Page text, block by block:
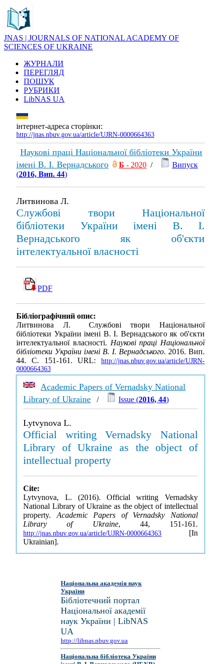
JNAS | JOURNALS OF NATIONAL ACADEMY OF
SCIENCES OF UKRAINE
ЖУРНАЛИ
ПЕРЕГЛЯД
ПОШУК
РУБРИКИ
LibNAS UA
інтернет-адреса сторінки:
http://jnas.nbuv.gov.ua/article/UJRN-0000664363
Наукові праці Національної бібліотеки України
імені В. І. Вернадського
Б - 2020 /
Випуск
(2016, Вип. 44)
Литвинова Л.
Службові твори Національної
бібліотеки України імені В. І.
Вернадського як об'єкти
інтелектуальної власності
PDF
Бібліографічний опис:
Литвинова Л. Службові твори Національної
бібліотеки України імені В. І. Вернадського як об'єкти
інтелектуальної власності. Наукові праці Національної
бібліотеки України імені В. І. Вернадського. 2016. Вип.
44. С. 151-161. URL: http://jnas.nbuv.gov.ua/article/UJRN-
0000664363
Academic Papers of Vernadsky National
Library of Ukraine / Issue (2016, 44)
Lytvynova L.
Official writing Vernadsky National
Library of Ukraine as the object of
intellectual property
Cite:
Lytvynova, L. (2016). Official writing Vernadsky
National Library of Ukraine as the object of intellectual
property. Academic Papers of Vernadsky National
Library of Ukraine, 44, 151-161.
http://jnas.nbuv.gov.ua/article/UJRN-0000664363 [In
Ukrainian].
Національна академія наук
України
Бібліотечний портал
Національної академії
наук України | LibNAS
UA
http://libnas.nbuv.gov.ua
Національна бібліотека України